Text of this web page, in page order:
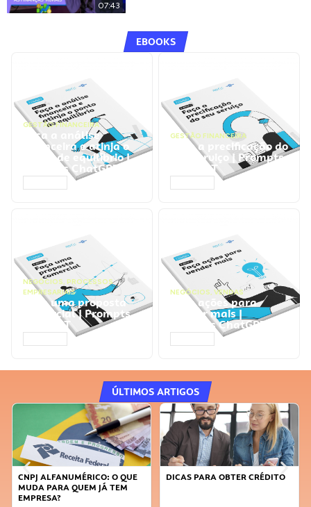
07:43
EBOOKS
GESTÃO FINANCEIRA
Faça a análise
financeira e atinja o
ponto de equilíbrio |
Prompts ChatGPT
GESTÃO FINANCEIRA
Faça a precificação do
seu serviço | Prompts
ChatGPT
NEGÓCIOS, PROCESSOS
EMPRESARIAIS
Faça uma proposta
comercial | Prompts
ChatGPT
NEGÓCIOS, VENDAS
Faça ações para
vender mais |
Prompts ChatGPT
ÚLTIMOS ARTIGOS
DICAS PARA OBTER CRÉDITO
FAÇA A DIFERENÇA: SEJA